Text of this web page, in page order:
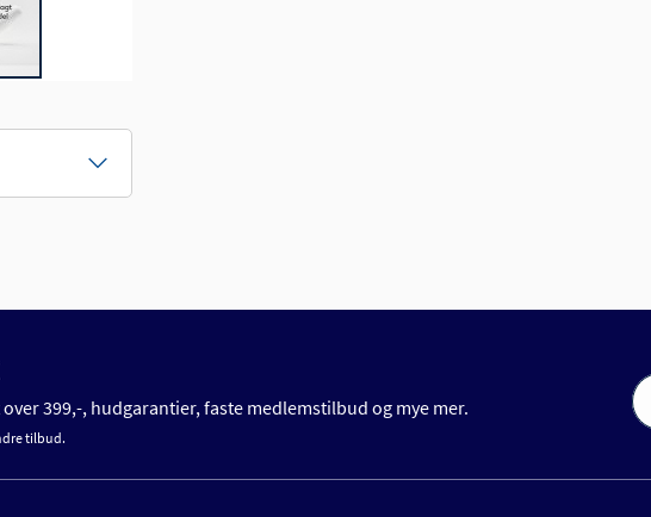
399,-, hudgarantier, faste medlemstilbud og mye mer.
tilbud.